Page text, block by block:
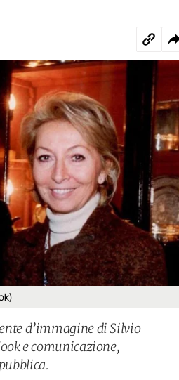
d’immagine di Silvio
e comunicazione,